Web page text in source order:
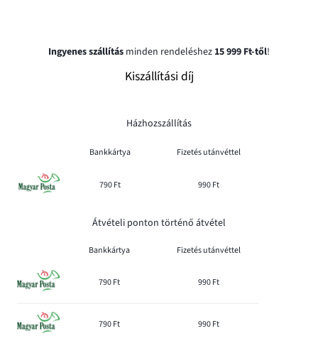
Ingyenes szállítás minden rendeléshez 15 999 Ft-től!
Kiszállítási díj
Házhozszállítás
Bankkártya Fizetés utánvéttel
790 Ft 990 Ft
Átvételi ponton történő átvétel
Bankkártya Fizetés utánvéttel
790 Ft 990 Ft
790 Ft 990 Ft